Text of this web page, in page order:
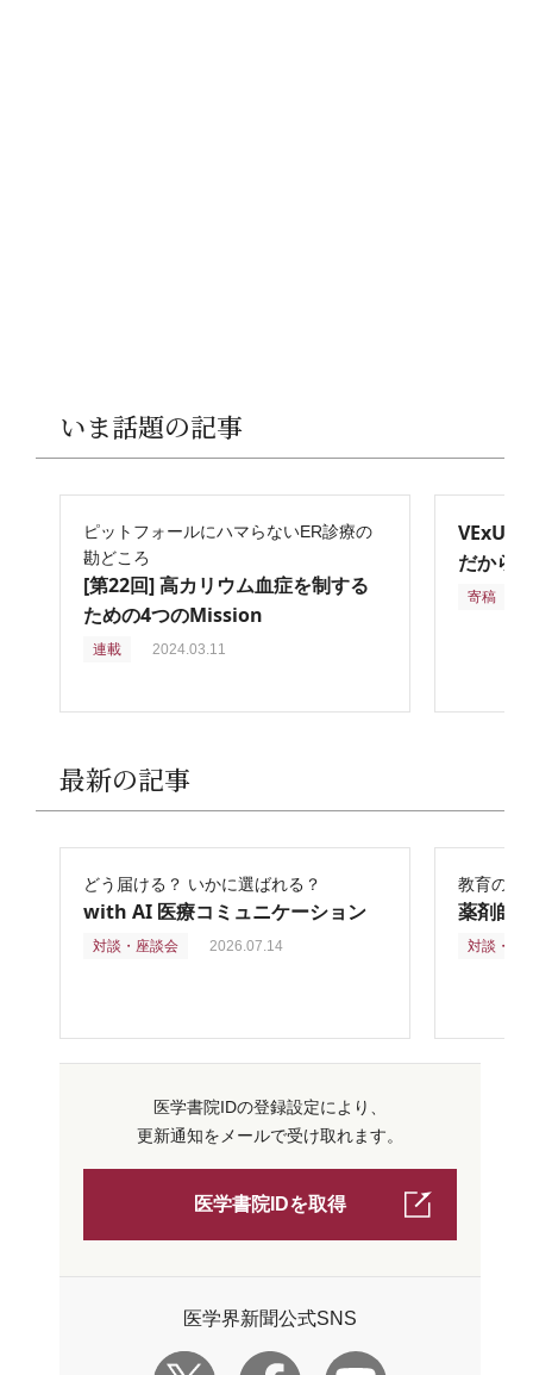
いま話題の記事
ピットフォールにハマらないER診療の
勘どころ
[第22回] 高カリウム血症を制する
ための4つのMission
連載 2024.03.11
VExUS
だから
寄稿
最新の記事
どう届ける？ いかに選ばれる？
with AI 医療コミュニケーション
対談・座談会 2026.07.14
教育の再
薬剤師
対談・座
医学書院IDの登録設定により、
更新通知をメールで受け取れます。
医学書院IDを取得
医学界新聞公式SNS